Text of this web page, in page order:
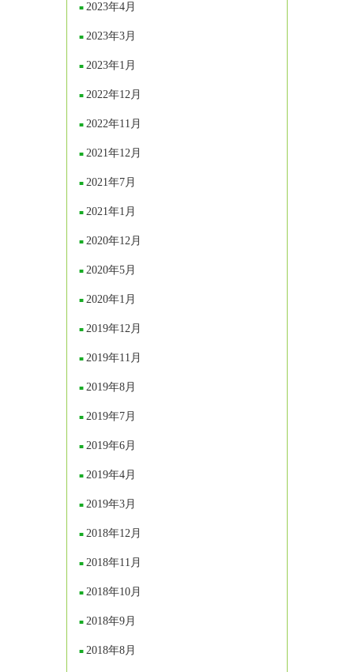
2023年4月
2023年3月
2023年1月
2022年12月
2022年11月
2021年12月
2021年7月
2021年1月
2020年12月
2020年5月
2020年1月
2019年12月
2019年11月
2019年8月
2019年7月
2019年6月
2019年4月
2019年3月
2018年12月
2018年11月
2018年10月
2018年9月
2018年8月